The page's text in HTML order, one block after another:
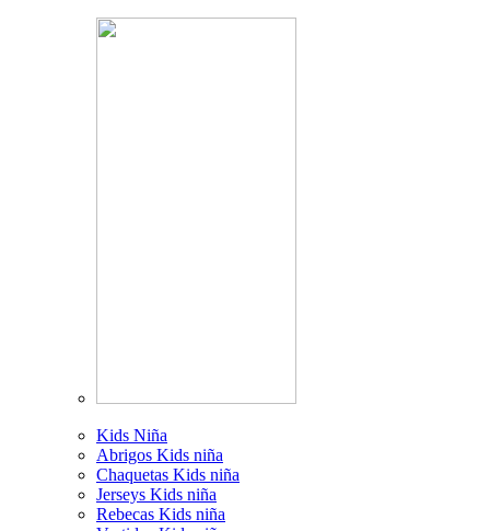
Kids Niña
Abrigos Kids niña
Chaquetas Kids niña
Jerseys Kids niña
Rebecas Kids niña